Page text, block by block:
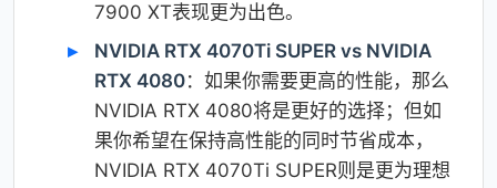
7900 XT表现更为出色。
NVIDIA RTX 4070Ti SUPER vs NVIDIA
RTX 4080：如果你需要更高的性能，那么
NVIDIA RTX 4080将是更好的选择；但如
果你希望在保持高性能的同时节省成本，
NVIDIA RTX 4070Ti SUPER则是更为理想